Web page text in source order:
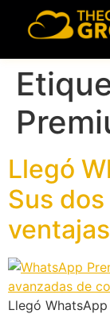
contenido
Llegó
Sus
ventajas
Llegó